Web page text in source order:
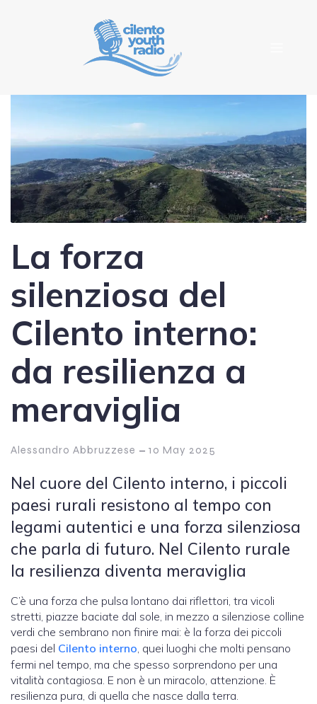
La forza
silenziosa del
Cilento interno:
da resilienza a
meraviglia
Alessandro Abbruzzese – 10 May 2025
Nel cuore del Cilento interno, i piccoli
paesi rurali resistono al tempo con
legami autentici e una forza silenziosa
che parla di futuro. Nel Cilento rurale
la resilienza diventa meraviglia
C’è una forza che pulsa lontano dai riflettori, tra vicoli
stretti, piazze baciate dal sole, in mezzo a silenziose colline
verdi che sembrano non finire mai: è la forza dei piccoli
paesi del Cilento interno, quei luoghi che molti pensano
fermi nel tempo, ma che spesso sorprendono per una
vitalità contagiosa. E non è un miracolo, attenzione. È
resilienza pura, di quella che nasce dalla terra.